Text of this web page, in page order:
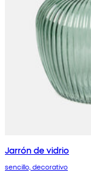
Jarrón de vidrio
sencillo, decorativo